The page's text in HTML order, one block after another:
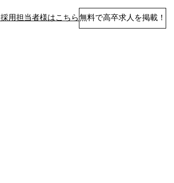
採用担当者様はこちら無料で高卒求人を掲載！